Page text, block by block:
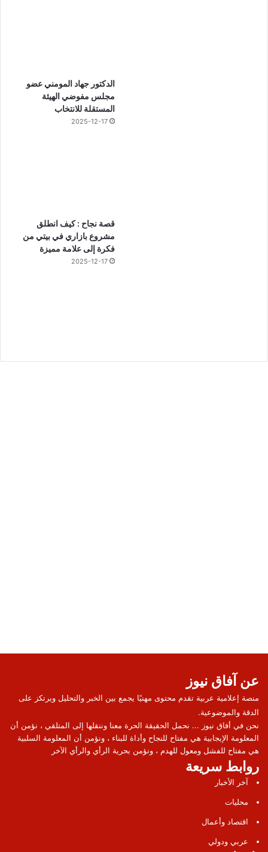
الدكتور جهاد المومني عضو
مجلس مفوضي الهيئة
المستقلة للانتخاب
2025-12-17
قصة نجاح : كيف انطلق
مشروع بازاري في بيتي من
فكرة إلى علامة مميزة
2025-12-17
عن آفاق نيوز
منصة إعلامية عربية تقدم محتوى مهنيًا يجمع بين الخبر والتحليل ويرتكز على
الدقة والموضوعية.
نحن في أفاق نيوز ... نحمل الحقيقة الحرة معنا وننقلها إلى المتلقي ، نؤمن أن
المعلومة الإيجابية هي مفتاح للنجاح وأداة للبناء ، ونؤمن أن المعلومة السلبية
هي مفتاح للفشل ومعول للهدم ، ونؤمن بحرية الرأي والرأي الآخر
روابط سريعة
آخر الأخبار
محليات
اقتصاد وأعمال
عربي ودولي